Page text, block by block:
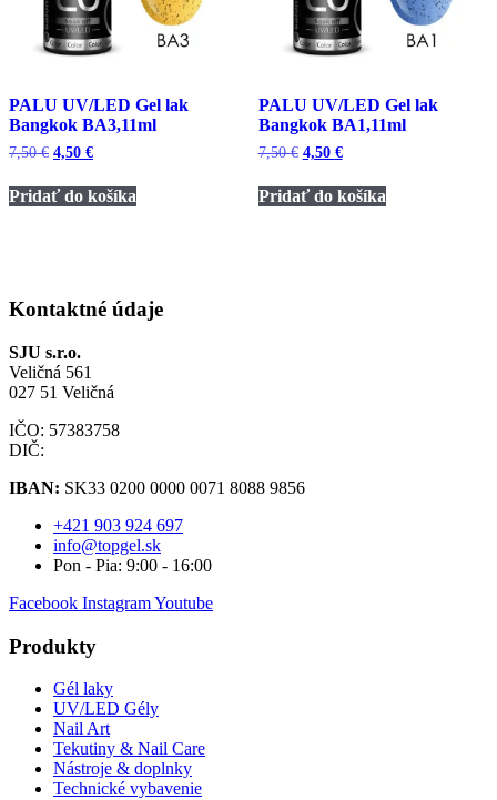
PALU UV/LED Gel lak
Bangkok BA3,11ml
7,50€ Pôvodná
bola:
7,50 €.
4,50 €Aktuálna
je:
4,50 €.
Pridať do košíka
PALU UV/LED Gel lak
Bangkok BA1,11ml
7,50€ Pôvodná
bola:
7,50 €.
4,50 €Aktuálna
je:
4,50 €.
Pridať do košíka
Kontaktné údaje
SJU s.r.o.
Veličná 561
027 51 Veličná
IČO: 57383758
DIČ:
IBAN: SK33 0200 0000 0071 8088 9856
+421 903 924 697
info@topgel.sk
Pon - Pia: 9:00 - 16:00
Facebook InstagramYoutube
Produkty
Gél laky
UV/LED Gély
Nail Art
Tekutiny & Nail Care
Nástroje & doplnky
Technické vybavenie